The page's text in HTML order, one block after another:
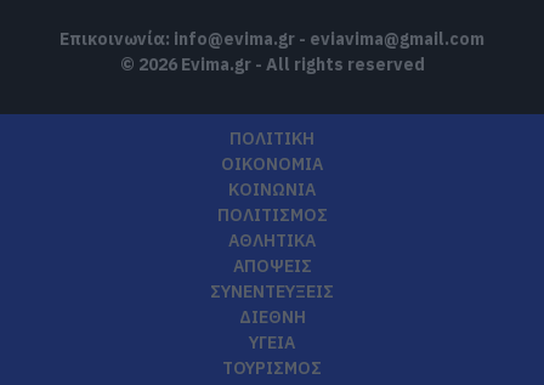
Επικοινωνία: info@evima.gr - eviavima@gmail.com
© 2026 Evima.gr - All rights reserved
ΠΟΛΙΤΙΚΗ
ΟΙΚΟΝΟΜΙΑ
ΚΟΙΝΩΝΙΑ
ΠΟΛΙΤΙΣΜΟΣ
ΑΘΛΗΤΙΚΑ
ΑΠΟΨΕΙΣ
ΣΥΝΕΝΤΕΥΞΕΙΣ
ΔΙΕΘΝΗ
ΥΓΕΙΑ
ΤΟΥΡΙΣΜΟΣ